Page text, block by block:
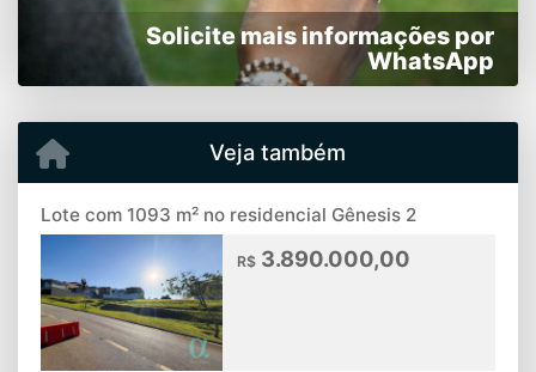
Solicite mais informações por
WhatsApp
Veja também
Lote com 1093 m² no residencial Gênesis 2
R$ 3.890.000,00